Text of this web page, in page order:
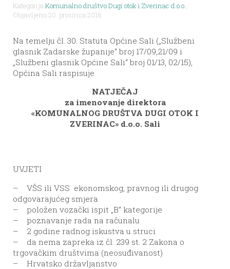
KategorijaKomunalno društvo Dugi otok i Zverinac d.o.o.,
Objavljeno 20. prosinca 2016.
Na temelju čl. 30. Statuta Općine Sali („Službeni
glasnik Zadarske županije“ broj 17/09,21/09 i
„Službeni glasnik Općine Sali“ broj 01/13, 02/15),
Općina Sali raspisuje
NATJEČAJ
za imenovanje direktora
«KOMUNALNOG DRUŠTVA DUGI OTOK I
ZVERINAC» d.o.o. Sali
UVJETI
– VŠS ili VSS ekonomskog, pravnog ili drugog
odgovarajućeg smjera
– položen vozački ispit „B“ kategorije
– poznavanje rada na računalu
– 2 godine radnog iskustva u struci
– da nema zapreka iz čl. 239 st. 2 Zakona o
trgovačkim društvima (neosuđivanost)
– Hrvatsko državljanstvo